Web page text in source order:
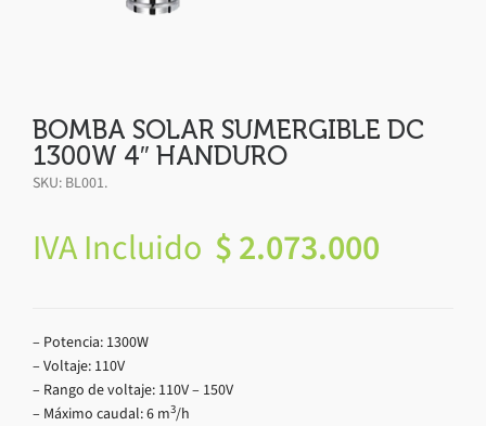
BOMBA SOLAR SUMERGIBLE DC
1300W 4″ HANDURO
SKU: BL001.
IVA Incluido $2.073.000
– Potencia: 1300W
– Voltaje: 110V
– Rango de voltaje: 110V – 150V
– Máximo caudal: 6 m3/h